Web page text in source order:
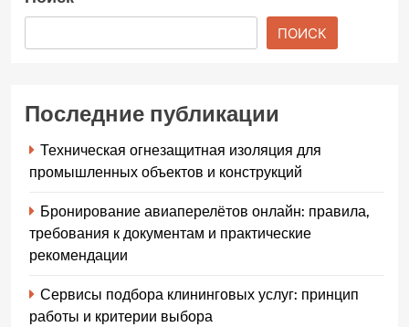
ПОИСК
Последние публикации
Техническая огнезащитная изоляция для
промышленных объектов и конструкций
Бронирование авиаперелётов онлайн: правила,
требования к документам и практические
рекомендации
Сервисы подбора клининговых услуг: принцип
работы и критерии выбора